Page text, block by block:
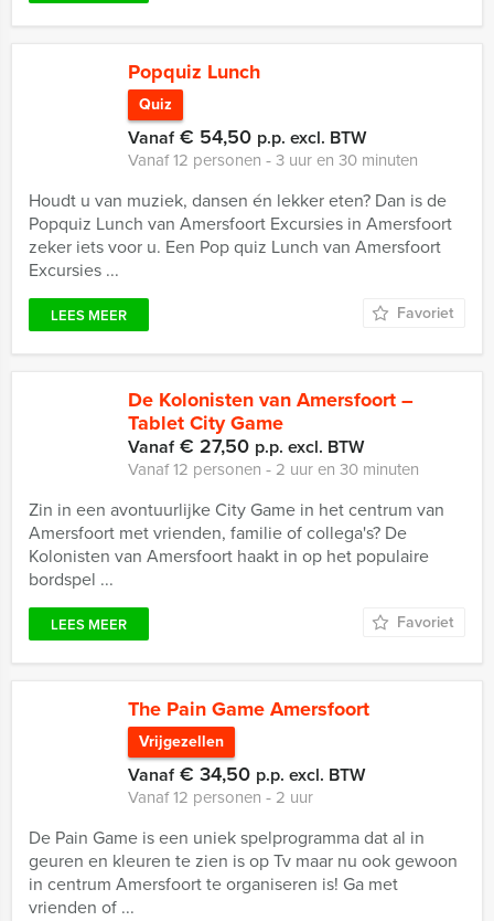
Popquiz Lunch
Quiz
Vanaf€ 54,50 p.p. excl. BTW
Vanaf 12 personen ‐ 3 uur en 30 minuten
Houdt u van muziek, dansen én lekker eten? Dan is de
Popquiz Lunch van Amersfoort Excursies in Amersfoort
zeker iets voor u. Een Pop quiz Lunch van Amersfoort
Excursies ...
LEES MEER Favoriet
De Kolonisten van Amersfoort –
Tablet City Game
Vanaf€ 27,50 p.p. excl. BTW
Vanaf 12 personen ‐ 2 uur en 30 minuten
Zin in een avontuurlijke City Game in het centrum van
Amersfoort met vrienden, familie of collega's? De
Kolonisten van Amersfoort haakt in op het populaire
bordspel ...
LEES MEER Favoriet
The Pain Game Amersfoort
Vrijgezellen
Vanaf€ 34,50 p.p. excl. BTW
Vanaf 12 personen ‐ 2 uur
De Pain Game is een uniek spelprogramma dat al in
geuren en kleuren te zien is op Tv maar nu ook gewoon
in centrum Amersfoort te organiseren is! Ga met
vrienden of ...